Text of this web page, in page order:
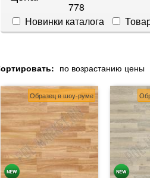
778
Новинки каталога
по возрастанию цены
Образец в шоу-руме